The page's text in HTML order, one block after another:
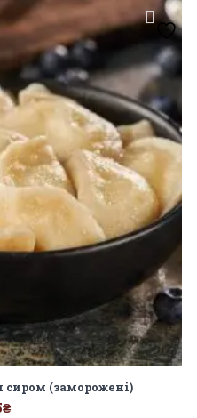
сиром (заморожені)
₴